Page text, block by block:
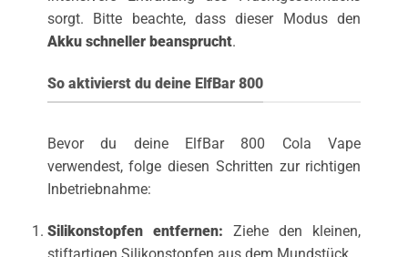
sorgt. Bitte beachte, dass dieser Modus den
Akku schneller beansprucht.
So aktivierst du deine ElfBar 800
Bevor du deine ElfBar 800 Cola Vape
verwendest, folge diesen Schritten zur richtigen
Inbetriebnahme:
Silikonstopfen entfernen: Ziehe den kleinen,